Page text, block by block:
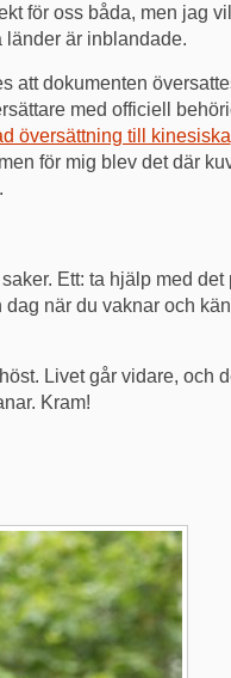
för oss båda, men jag
länder är inblandade.
att dokumenten
med officiell
översättning till kinesiska
för mig blev det där
Ett: ta hjälp med det
när du vaknar och
Livet går vidare, och
Kram!